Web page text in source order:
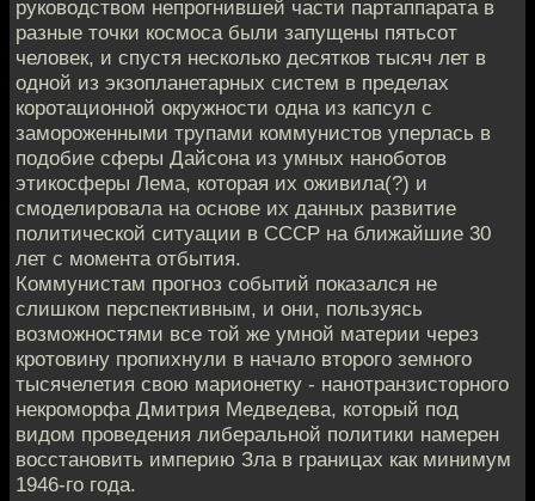
руководством непрогнившей части партаппарата в
разные точки космоса были запущены пятьсот
человек, и спустя несколько десятков тысяч лет в
одной из экзопланетарных систем в пределах
коротационной окружности одна из капсул с
замороженными трупами коммунистов уперлась в
подобие сферы Дайсона из умных наноботов
этикосферы Лема, которая их оживила(?) и
смоделировала на основе их данных развитие
политической ситуации в СССР на ближайшие 30
лет с момента отбытия.
Коммунистам прогноз событий показался не
слишком перспективным, и они, пользуясь
возможностями все той же умной материи через
кротовину пропихнули в начало второго земного
тысячелетия свою марионетку - нанотранзисторного
некроморфа Дмитрия Медведева, который под
видом проведения либеральной политики намерен
восстановить империю Зла в границах как минимум
1946-го года.